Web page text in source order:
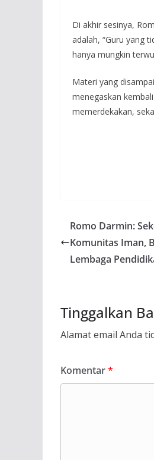
Di akhir sesinya,
adalah, “Guru yang
hanya mungkin
Materi yang
menegaskan
memerdekakan,
Romo Darmin:
Komunitas Iman,
Lembaga
Tinggalkan
Alamat email Anda
Komentar*